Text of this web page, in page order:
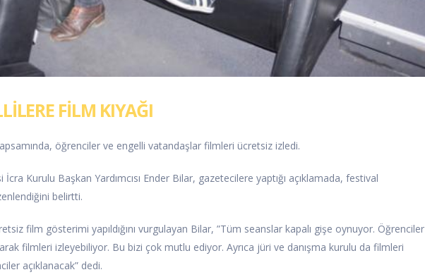
FİLM KIYAĞI
öğrenciler ve engelli vatandaşlar filmleri ücretsiz izledi.
Kurulu Başkan Yardımcısı Ender Bilar, gazetecilere yaptığı açıklamada, festival
belirtti.
film gösterimi yapıldığını vurgulayan Bilar, ”Tüm seanslar kapalı gişe oynuyor. Öğrenciler
filmleri izleyebiliyor. Bu bizi çok mutlu ediyor. Ayrıca jüri ve danışma kurulu da filmleri
açıklanacak” dedi.